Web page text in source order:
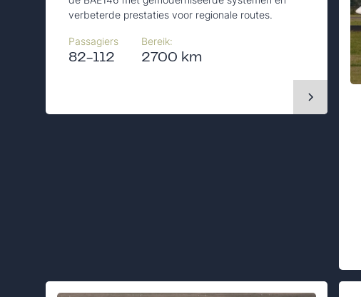
verbeterde prestaties voor regionale routes.
Passagiers
82-112
Bereik:
2700 km